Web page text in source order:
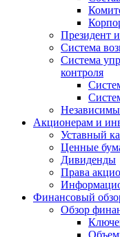
Президент
Система
Система
контроля
Акционерам и
Уставный
Ценные
Дивиденды
Права
Финансовый
Обзор